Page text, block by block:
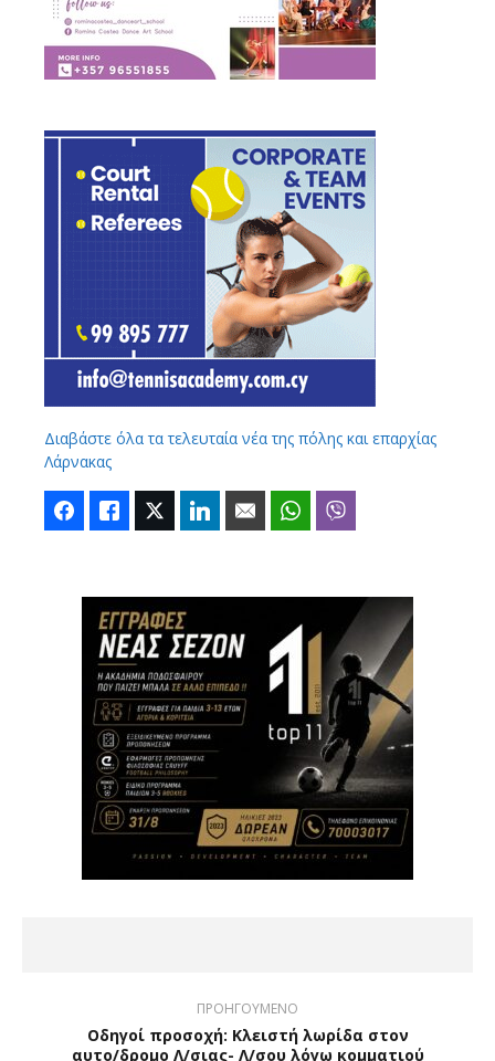
Διαβάστε όλα τα τελευταία νέα της πόλης και επαρχίας
Λάρνακας
FacebookLike Twitter LinkedIn Email WhatsApp
ΠΡΟΗΓΟΥΜΕΝΟ
Οδηγοί προσοχή: Κλειστή λωρίδα στον
αυτο/δρομο Λ/σιας- Λ/σου λόγω κομματιού